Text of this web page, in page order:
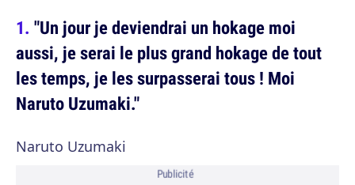
"Un jour je deviendrai un hokage moi
aussi, je serai le plus grand hokage de tout
les temps, je les surpasserai tous ! Moi
Naruto Uzumaki."
Naruto Uzumaki
Publicité